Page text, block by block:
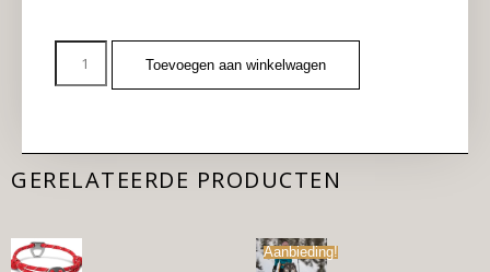
Toevoegen aan winkelwagen
GERELATEERDE PRODUCTEN
Aanbieding!